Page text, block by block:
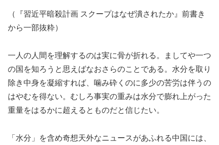
（『習近平暗殺計画 スクープはなぜ潰されたか』前書き
から一部抜粋）
一人の人間を理解するのは実に骨が折れる。ましてや一つ
の国を知ろうと思えばなおさらのことである。水分を取り
除き中身を凝縮すれば、噛み砕くのに多少の苦労は伴うの
はやむを得ない。むしろ事実の重みは水分で膨れ上がった
重量をはるかに超えるとものだと信じたい。
「水分」を含め奇想天外なニュースがあふれる中国には、